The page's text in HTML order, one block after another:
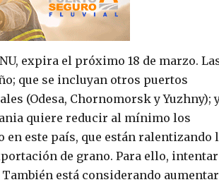
expira el próximo 18 de marzo.
que se incluyan otros puertos
(Odesa, Chornomorsk y Yuzhny);
quiere reducir al mínimo los
este país, que están ralentizando
de grano. Para ello,
está considerando